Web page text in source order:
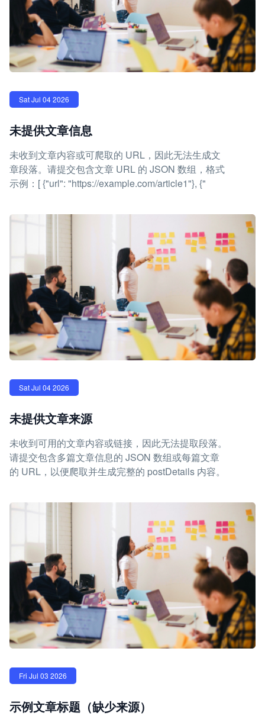
Sat Jul 04 2026
未提供文章信息
未收到文章内容或可爬取的 URL，因此无法生成文
章段落。请提交包含文章 URL 的 JSON 数组，格式
示例：[ {"url": "https://example.com/article1"}, {"
Sat Jul 04 2026
未提供文章来源
未收到可用的文章内容或链接，因此无法提取段落。
请提交包含多篇文章信息的 JSON 数组或每篇文章
的 URL，以便爬取并生成完整的 postDetails 内容。
Fri Jul 03 2026
示例文章标题（缺少来源）